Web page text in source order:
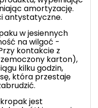
amortyzację.
antystatyczne.
w jesiennych
na wilgoć -
kontakcie z
karton),
kilku godzin,
która przestaje
jest